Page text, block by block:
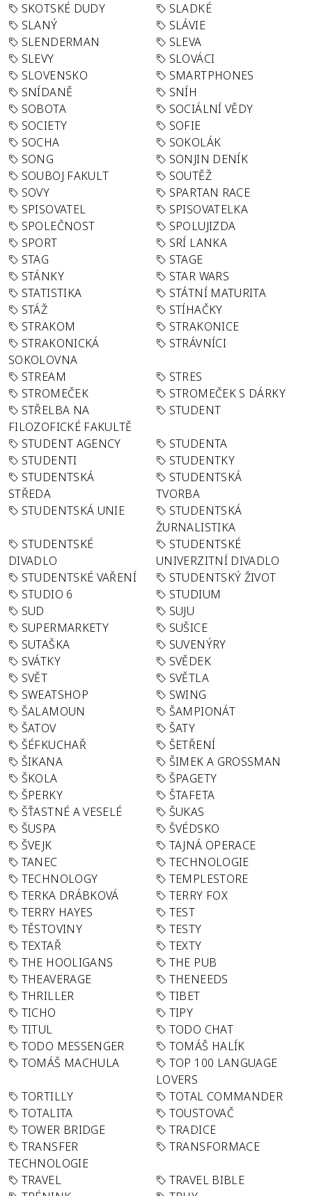
SKOTSKÉ DUDY
SLADKÉ
SLANÝ
SLÁVIE
SLENDERMAN
SLEVA
SLEVY
SLOVÁCI
SLOVENSKO
SMARTPHONES
SNÍDANĚ
SNÍH
SOBOTA
SOCIÁLNÍ VĚDY
SOCIETY
SOFIE
SOCHA
SOKOLÁK
SONG
SONJIN DENÍK
SOUBOJ FAKULT
SOUTĚŽ
SOVY
SPARTAN RACE
SPISOVATEL
SPISOVATELKA
SPOLEČNOST
SPOLUJIZDA
SPORT
SRÍ LANKA
STAG
STAGE
STÁNKY
STAR WARS
STATISTIKA
STÁTNÍ MATURITA
STÁŽ
STÍHAČKY
STRAKOM
STRAKONICE
STRAKONICKÁ
SOKOLOVNA
STRÁVNÍCI
STREAM
STRES
STROMEČEK
STROMEČEK S DÁRKY
STŘELBA NA
FILOZOFICKÉ FAKULTĚ
STUDENT
STUDENT AGENCY
STUDENTA
STUDENTI
STUDENTKY
STUDENTSKÁ
STŘEDA
STUDENTSKÁ
TVORBA
STUDENTSKÁ UNIE
STUDENTSKÁ
ŽURNALISTIKA
STUDENTSKÉ
DIVADLO
STUDENTSKÉ
UNIVERZITNÍ DIVADLO
STUDENTSKÉ VAŘENÍ
STUDENTSKÝ ŽIVOT
STUDIO 6
STUDIUM
SUD
SUJU
SUPERMARKETY
SUŠICE
SUTAŠKA
SUVENÝRY
SVÁTKY
SVĚDEK
SVĚT
SVĚTLA
SWEATSHOP
SWING
ŠALAMOUN
ŠAMPIONÁT
ŠATOV
ŠATY
ŠÉFKUCHAŘ
ŠETŘENÍ
ŠIKANA
ŠIMEK A GROSSMAN
ŠKOLA
ŠPAGETY
ŠPERKY
ŠTAFETA
ŠŤASTNÉ A VESELÉ
ŠUKAS
ŠUSPA
ŠVÉDSKO
ŠVEJK
TAJNÁ OPERACE
TANEC
TECHNOLOGIE
TECHNOLOGY
TEMPLESTORE
TERKA DRÁBKOVÁ
TERRY FOX
TERRY HAYES
TEST
TĚSTOVINY
TESTY
TEXTAŘ
TEXTY
THE HOOLIGANS
THE PUB
THEAVERAGE
THENEEDS
THRILLER
TIBET
TICHO
TIPY
TITUL
TODO CHAT
TODO MESSENGER
TOMÁŠ HALÍK
TOMÁŠ MACHULA
TOP 100 LANGUAGE
LOVERS
TORTILLY
TOTAL COMMANDER
TOTALITA
TOUSTOVAČ
TOWER BRIDGE
TRADICE
TRANSFER
TECHNOLOGIE
TRANSFORMACE
TRAVEL
TRAVEL BIBLE